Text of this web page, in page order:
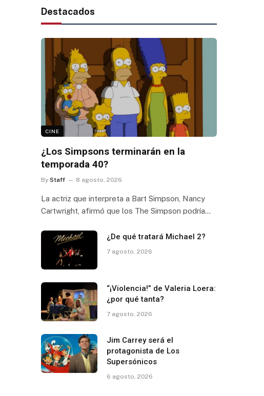
Destacados
CINE
¿Los Simpsons terminarán en la
temporada 40?
By Staff 8 agosto, 2026
La actriz que interpreta a Bart Simpson, Nancy
Cartwright, afirmó que los The Simpson podría…
¿De qué tratará Michael 2?
7 agosto, 2026
“¡Violencia!” de Valeria Loera:
¿por qué tanta?
7 agosto, 2026
Jim Carrey será el
protagonista de Los
Supersónicos
6 agosto, 2026